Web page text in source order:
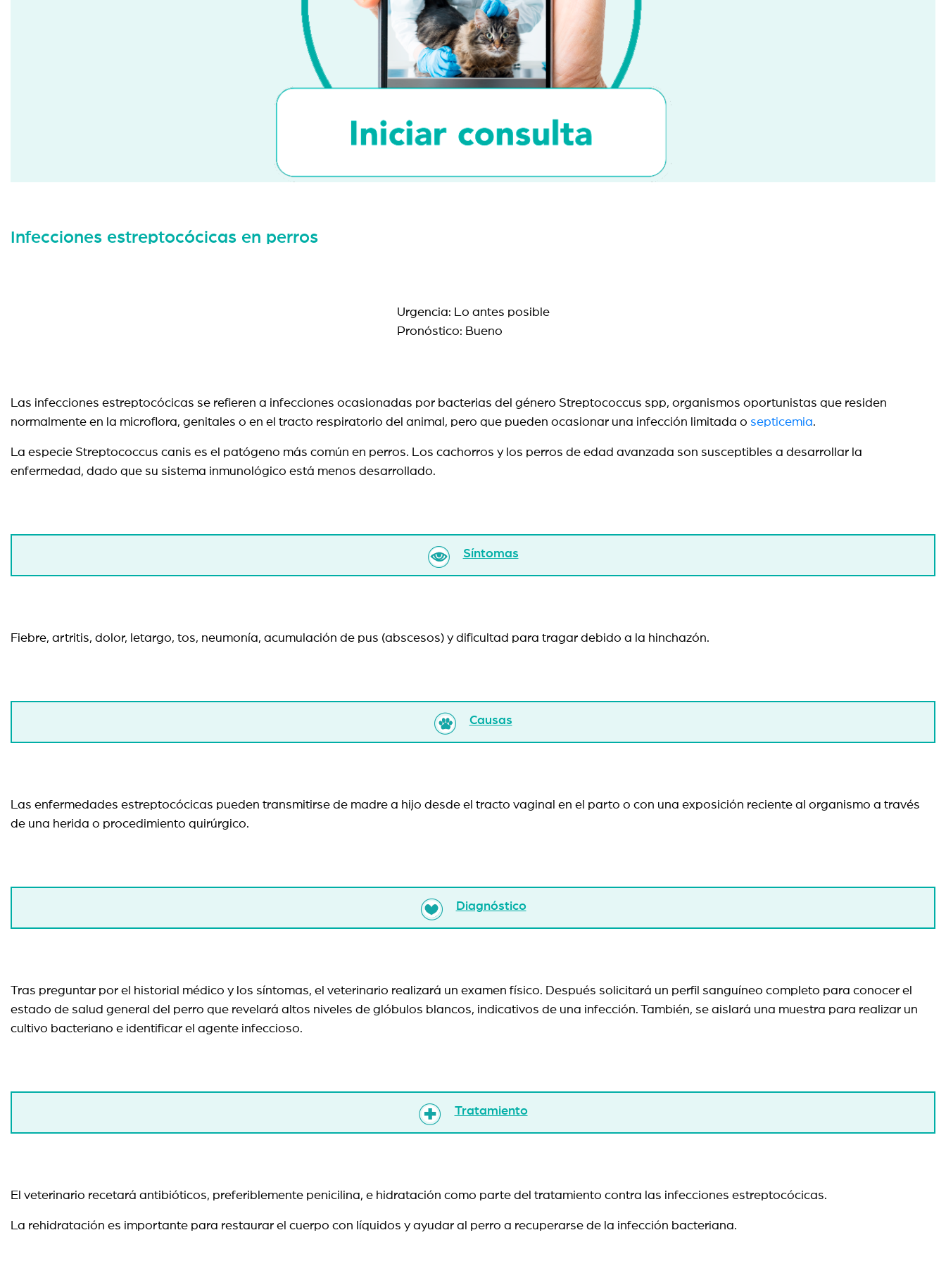
Infecciones estreptocócicas en perros
Urgencia: Lo antes posible
Pronóstico: Bueno
Las infecciones estreptocócicas se refieren a infecciones ocasionadas por bacterias del género Streptococcus spp, organismos oportunistas que residen
normalmente en la microflora, genitales o en el tracto respiratorio del animal, pero que pueden ocasionar una infección limitada o septicemia.
La especie Streptococcus canis es el patógeno más común en perros. Los cachorros y los perros de edad avanzada son susceptibles a desarrollar la
enfermedad, dado que su sistema inmunológico está menos desarrollado.
Síntomas
Fiebre, artritis, dolor, letargo, tos, neumonía, acumulación de pus (abscesos) y dificultad para tragar debido a la hinchazón.
Causas
Las enfermedades estreptocócicas pueden transmitirse de madre a hijo desde el tracto vaginal en el parto o con una exposición reciente al organismo a través
de una herida o procedimiento quirúrgico.
Diagnóstico
Tras preguntar por el historial médico y los síntomas, el veterinario realizará un examen físico. Después solicitará un perfil sanguíneo completo para conocer el
estado de salud general del perro que revelará altos niveles de glóbulos blancos, indicativos de una infección. También, se aislará una muestra para realizar un
cultivo bacteriano e identificar el agente infeccioso.
Tratamiento
El veterinario recetará antibióticos, preferiblemente penicilina, e hidratación como parte del tratamiento contra las infecciones estreptocócicas.
La rehidratación es importante para restaurar el cuerpo con líquidos y ayudar al perro a recuperarse de la infección bacteriana.